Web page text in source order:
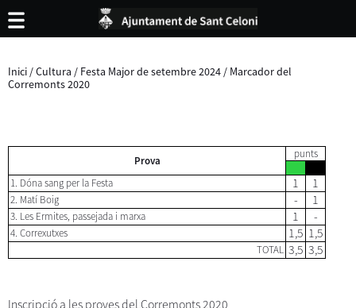
Inici /Cultura / Festa Major de setembre 2024 / Marcador del
Corremonts 2020
Prova
punts
1. Dóna sang per la Festa 1 1
2. Matí Boig - 1
3. Les Ermites, passejada i marxa 1 -
4. Correxutxes 1,5 1,5
TOTAL 3,5 3,5
Inscripció a les proves del Corremonts 2020